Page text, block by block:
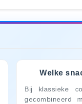
Welke
Bij klassieke
gecombineerd